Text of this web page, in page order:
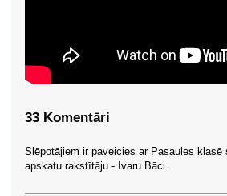
33 Komentāri
Slēpotājiem ir paveicies ar Pasaules
apskatu rakstītāju - Ivaru Bāci.